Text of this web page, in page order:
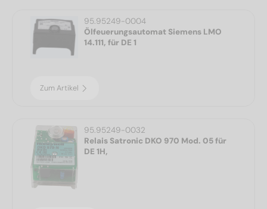
95.95249-0004
Ölfeuerungsautomat Siemens LMO
14.111, für DE 1
Zum Artikel
95.95249-0032
Relais Satronic DKO 970 Mod. 05 für
DE 1H,